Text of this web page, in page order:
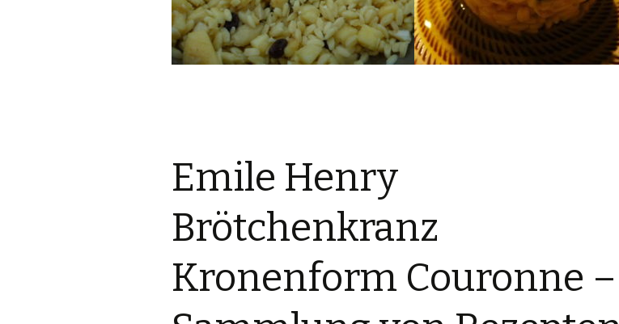
Emile Henry
Brötchenkranz
Kronenform Couronne –